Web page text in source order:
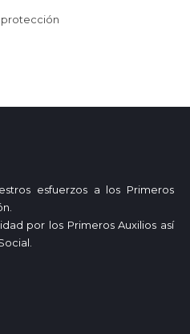
protección
esfuerzos a los Primeros
por los Primeros Auxilios así